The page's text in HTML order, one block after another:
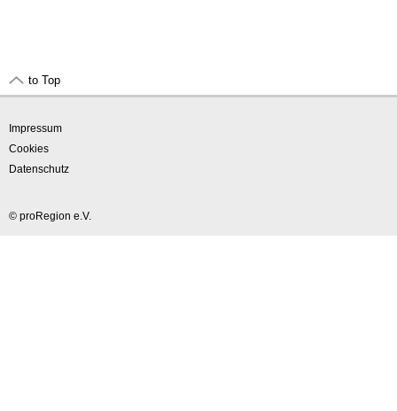
to Top
Impressum
Cookies
Datenschutz
© proRegion e.V.